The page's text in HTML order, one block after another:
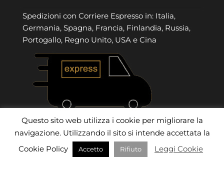
Spedizioni con Corriere Espresso in: Italia,
Germania, Spagna, Francia, Finlandia, Russia,
Portogallo, Regno Unito, USA e Cina
Questo sito web utilizza i cookie per migliorare la
navigazione. Utilizzando il sito si intende accettata la
Cookie Policy
Accetto Rifiuto Leggi Cookie